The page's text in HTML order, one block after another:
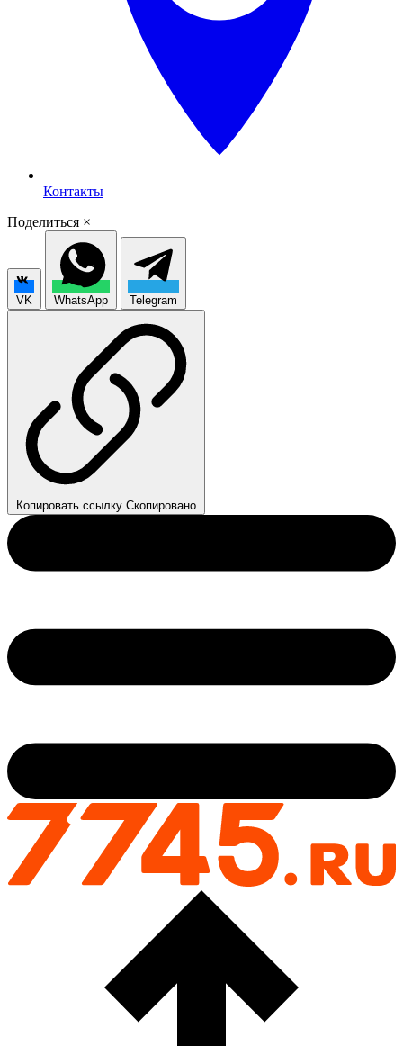
Контакты
Поделиться ×
VK WhatsApp Telegram
Копировать ссылку Скопировано